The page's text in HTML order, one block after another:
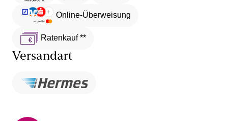
Online-Überweisung
Ratenkauf **
Versandart